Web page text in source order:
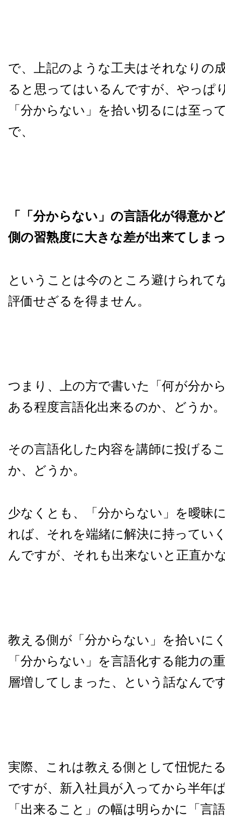
で、上記のような工夫はそれなりの
ると思ってはいるんですが、やっぱ
「分からない」を拾い切るには至っ
で、
「「分からない」の言語化が得意か
側の習熟度に大きな差が出来てしま
ということは今のところ避けられて
評価せざるを得ません。
つまり、上の方で書いた「何が分か
ある程度言語化出来るのか、どうか。
その言語化した内容を講師に投げる
か、どうか。
少なくとも、「分からない」を曖昧
れば、それを端緒に解決に持ってい
んですが、それも出来ないと正直か
教える側が「分からない」を拾いに
「分からない」を言語化する能力の
層増してしまった、という話なんで
実際、これは教える側として忸怩た
ですが、新入社員が入ってから半年
「出来ること」の幅は明らかに「言